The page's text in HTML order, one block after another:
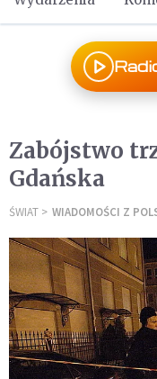
Zabójstwo
Gdańska
ŚWIAT WIADOMOŚCI Z